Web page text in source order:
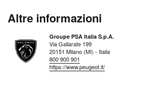
Altre informazioni
Groupe PSA Italia S.p.A.
Via Gallarate 199
20151 Milano (MI) - Italia
800 900 901
https://www.peugeot.it/